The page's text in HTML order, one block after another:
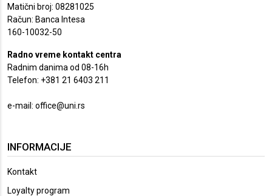
Matični broj: 08281025
Račun: Banca Intesa
160-10032-50
Radno vreme kontakt centra
Radnim danima od 08-16h
Telefon: +381 21 6403 211
e-mail: office@uni.rs
INFORMACIJE
Kontakt
Loyalty program